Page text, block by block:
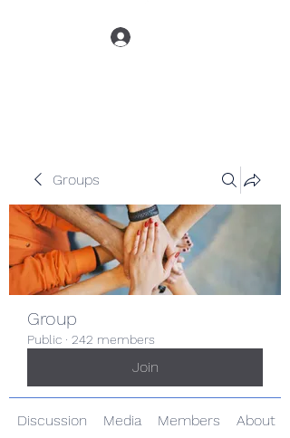
Groups
Group
Public · 242 members
Join
Discussion Media Members About